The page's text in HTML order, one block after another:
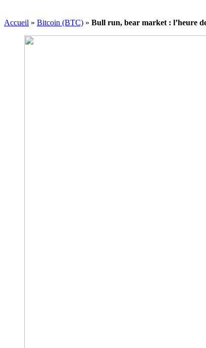
Accueil » Bitcoin (BTC) » Bull run, bear market : l’heure